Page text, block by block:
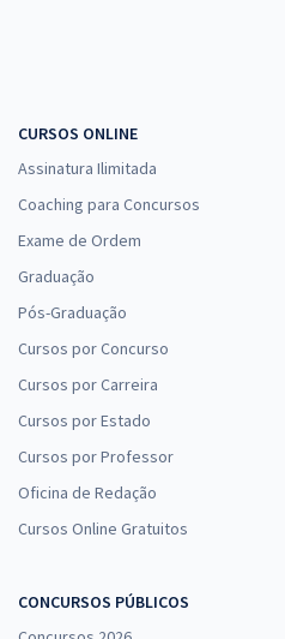
CURSOS ONLINE
Assinatura Ilimitada
Coaching para Concursos
Exame de Ordem
Graduação
Pós-Graduação
Cursos por Concurso
Cursos por Carreira
Cursos por Estado
Cursos por Professor
Oficina de Redação
Cursos Online Gratuitos
CONCURSOS PÚBLICOS